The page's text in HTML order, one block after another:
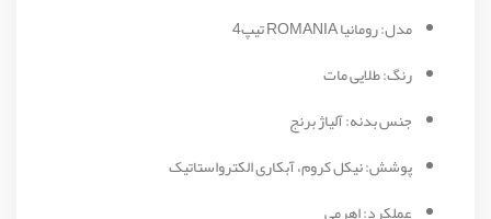
مدل: رومانیا ROMANIA تیپ4
رنگ: طلایی مات
جنس بدنه: آلیاژ برنج
پوشش: نیکل کروم، آبکاری الکترواستاتیک
عملکرد: اهرمی